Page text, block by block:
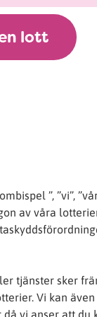
lott
”, ”vi”,
av våra
tjänster sker
Vi kan även
vi anser att du